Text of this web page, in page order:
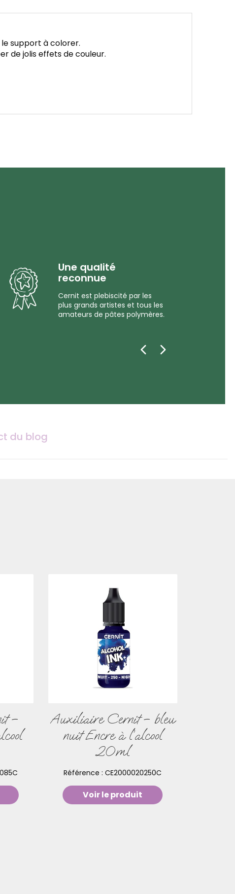
support à colorer.
de jolis effets de couleur.
Une qualité
reconnue
Cernit est plebiscité par les
plus grands artistes et tous les
amateurs de pâtes polymères.
du blog
–
Auxiliaire Cernit – bleu
nuit Encre à l’alcool
20ml
Référence :CE2000020250C
Voir le produit